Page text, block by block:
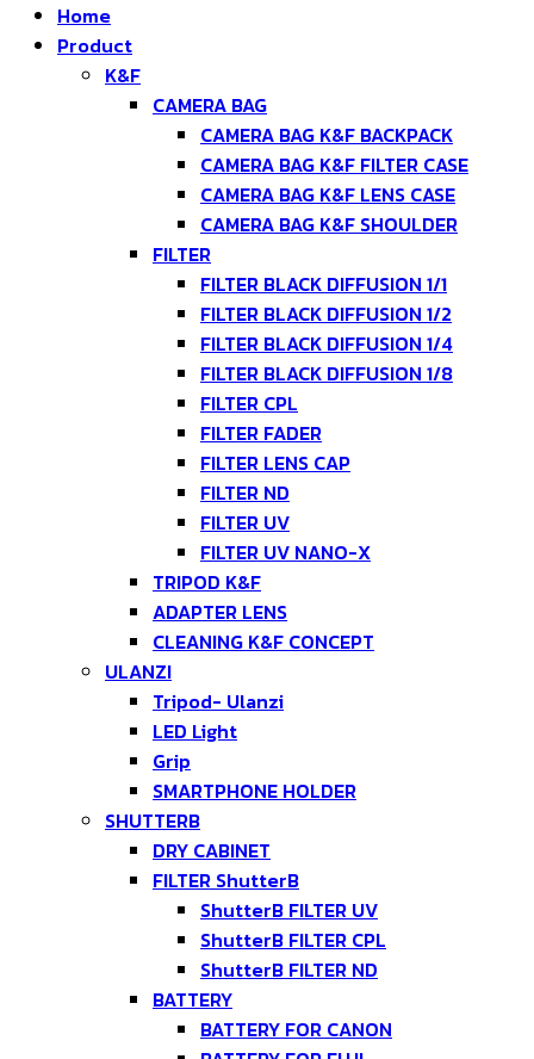
Home
Product
K&F
CAMERA BAG
CAMERA BAG K&F BACKPACK
CAMERA BAG K&F FILTER CASE
CAMERA BAG K&F LENS CASE
CAMERA BAG K&F SHOULDER
FILTER
FILTER BLACK DIFFUSION 1/1
FILTER BLACK DIFFUSION 1/2
FILTER BLACK DIFFUSION 1/4
FILTER BLACK DIFFUSION 1/8
FILTER CPL
FILTER FADER
FILTER LENS CAP
FILTER ND
FILTER UV
FILTER UV NANO-X
TRIPOD K&F
ADAPTER LENS
CLEANING K&F CONCEPT
ULANZI
Tripod- Ulanzi
LED Light
Grip
SMARTPHONE HOLDER
SHUTTERB
DRY CABINET
FILTER ShutterB
ShutterB FILTER UV
ShutterB FILTER CPL
ShutterB FILTER ND
BATTERY
BATTERY FOR CANON